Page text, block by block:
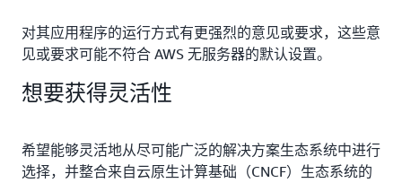
对其应用程序的运行方式有更强烈的意见或要求，这些意
见或要求可能不符合 AWS 无服务器的默认设置。
想要获得灵活性
希望能够灵活地从尽可能广泛的解决方案生态系统中进行
选择，并整合来自云原生计算基础（CNCF）生态系统的